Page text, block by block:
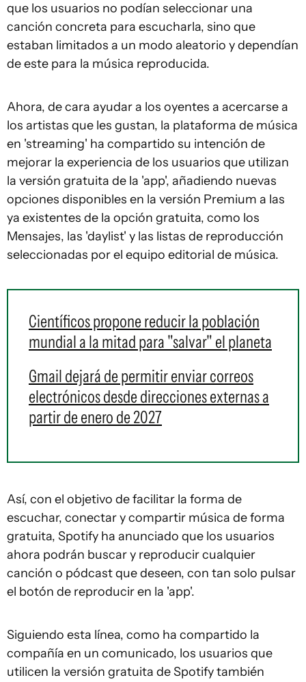
que los usuarios no podían seleccionar una
canción concreta para escucharla, sino que
estaban limitados a un modo aleatorio y dependían
de este para la música reproducida.
Ahora, de cara ayudar a los oyentes a acercarse a
los artistas que les gustan, la plataforma de música
en 'streaming' ha compartido su intención de
mejorar la experiencia de los usuarios que utilizan
la versión gratuita de la 'app', añadiendo nuevas
opciones disponibles en la versión Premium a las
ya existentes de la opción gratuita, como los
Mensajes, las 'daylist' y las listas de reproducción
seleccionadas por el equipo editorial de música.
Científicos propone reducir la población
mundial a la mitad para "salvar" el planeta
Gmail dejará de permitir enviar correos
electrónicos desde direcciones externas a
partir de enero de 2027
Así, con el objetivo de facilitar la forma de
escuchar, conectar y compartir música de forma
gratuita, Spotify ha anunciado que los usuarios
ahora podrán buscar y reproducir cualquier
canción o pódcast que deseen, con tan solo pulsar
el botón de reproducir en la 'app'.
Siguiendo esta línea, como ha compartido la
compañía en un comunicado, los usuarios que
utilicen la versión gratuita de Spotify también